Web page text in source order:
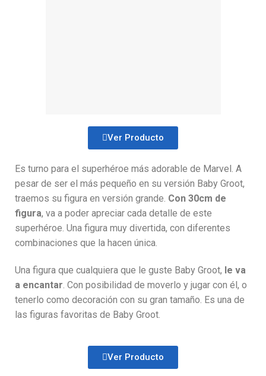
Ver Producto
Es turno para el superhéroe más adorable de Marvel. A
pesar de ser el más pequeño en su versión Baby Groot,
traemos su figura en versión grande. Con 30cm de
figura, va a poder apreciar cada detalle de este
superhéroe. Una figura muy divertida, con diferentes
combinaciones que la hacen única.
Una figura que cualquiera que le guste Baby Groot, le va
a encantar . Con posibilidad de moverlo y jugar con él, o
tenerlo como decoración con su gran tamaño. Es una de
las figuras favoritas de Baby Groot.
Ver Producto